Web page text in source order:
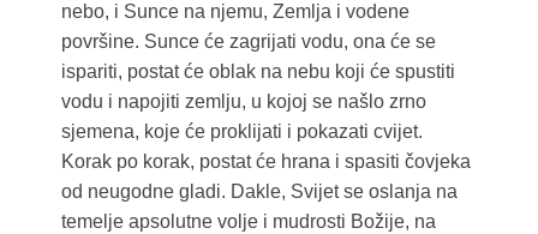
nebo, i Sunce na njemu, Zemlja i vodene
površine. Sunce će zagrijati vodu, ona će se
ispariti, postat će oblak na nebu koji će spustiti
vodu i napojiti zemlju, u kojoj se našlo zrno
sjemena, koje će proklijati i pokazati cvijet.
Korak po korak, postat će hrana i spasiti čovjeka
od neugodne gladi. Dakle, Svijet se oslanja na
temelje apsolutne volje i mudrosti Božije, na